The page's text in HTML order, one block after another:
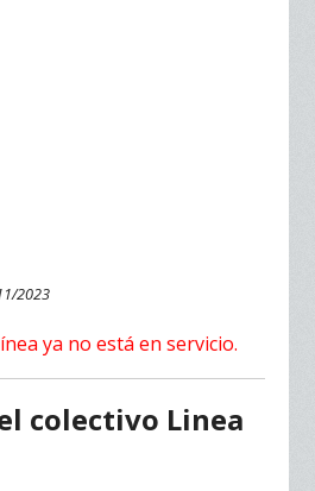
2023
ya no está en servicio.
colectivo Linea